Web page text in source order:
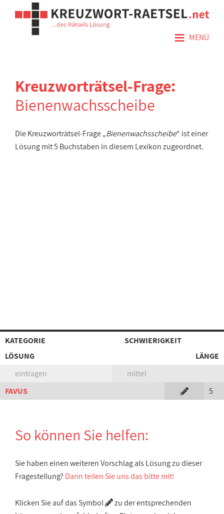
≡ MENÜ
Kreuzworträtsel-Frage:
Bienenwachsscheibe
Die Kreuzworträtsel-Frage „Bienenwachsscheibe“ ist einer
Lösung mit 5 Buchstaben in diesem Lexikon zugeordnet.
KATEGORIE
SCHWIERIGKEIT
LÖSUNG
LÄNGE
eintragen
mittel
FAVUS
5
So können Sie helfen:
Sie haben einen weiteren Vorschlag als Lösung zu dieser
Fragestellung? Dann teilen Sie uns das bitte mit!
Klicken Sie auf das Symbol
zu der entsprechenden